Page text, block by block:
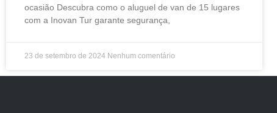
ocasião Descubra como o aluguel de van de 15 lugares
com a Inovan Tur garante segurança,
23 de setembro de 2024 Nenhum comentário